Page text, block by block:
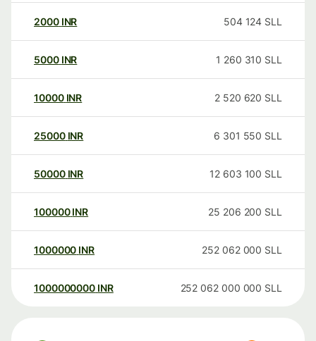
2000 INR 504 124 SLL
5000 INR 1 260 310 SLL
10000 INR 2 520 620 SLL
25000 INR 6 301 550 SLL
50000 INR 12 603 100 SLL
100000 INR 25 206 200 SLL
1000000 INR 252 062 000 SLL
1000000000 INR 252 062 000 000 SLL